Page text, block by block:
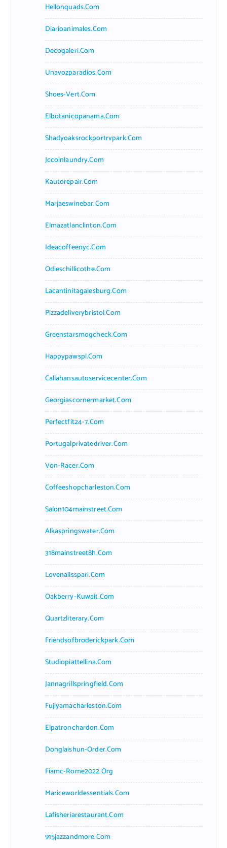
Hellonquads.com
Diarioanimales.com
Decogaleri.com
Unavozparadios.com
Shoes-Vert.com
Elbotanicopanama.com
Shadyoaksrockportrvpark.com
Jccoinlaundry.com
Kautorepair.com
Marjaeswinebar.com
Elmazatlanclinton.com
Ideacoffeenyc.com
Odieschillicothe.com
Lacantinitagalesburg.com
Pizzadeliverybristol.com
Greenstarsmogcheck.com
Happypawspl.com
Callahansautoservicecenter.com
Georgiascornermarket.com
Perfectfit24-7.com
Portugalprivatedriver.com
Von-Racer.com
Coffeeshopcharleston.com
Salon104mainstreet.com
Alkaspringswater.com
318mainstreet8h.com
Lovenailsspari.com
Oakberry-Kuwait.com
Quartzliterary.com
Friendsofbroderickpark.com
Studiopiattellina.com
Jannagrillspringfield.com
Fujiyamacharleston.com
Elpatronchardon.com
Donglaishun-Order.com
Fiamc-Rome2022.org
Mariceworldessentials.com
Lafisheriarestaurant.com
915jazzandmore.com